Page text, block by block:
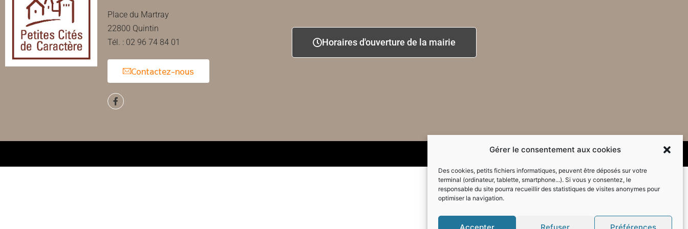
Gérer le consentement aux cookies
Des cookies, petits fichiers informatiques, peuvent être déposés sur votre
terminal (ordinateur, tablette, smartphone...). Si vous y consentez, le
responsable du site pourra recueillir des statistiques de visites anonymes pour
optimiser la navigation.
Accepter Refuser Préférences
Place du Martray
22800 Quintin
Tél. : 02 96 74 84 01
Contactez-nous
Horaires d'ouverture de la mairie